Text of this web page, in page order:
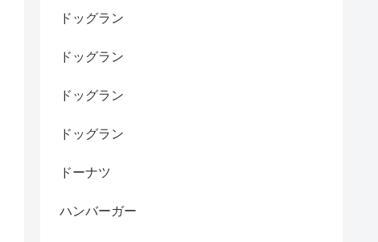
ドッグラン
ドッグラン
ドッグラン
ドッグラン
ドーナツ
ハンバーガー